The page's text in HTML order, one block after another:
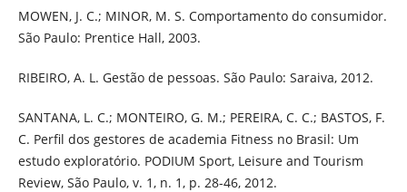
MOWEN, J. C.; MINOR, M. S. Comportamento do consumidor.
São Paulo: Prentice Hall, 2003.
RIBEIRO, A. L. Gestão de pessoas. São Paulo: Saraiva, 2012.
SANTANA, L. C.; MONTEIRO, G. M.; PEREIRA, C. C.; BASTOS, F.
C. Perfil dos gestores de academia Fitness no Brasil: Um
estudo exploratório. PODIUM Sport, Leisure and Tourism
Review, São Paulo, v. 1, n. 1, p. 28-46, 2012.